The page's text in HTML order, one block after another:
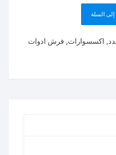
السلة
, اكسسوارات, فرش ادوات